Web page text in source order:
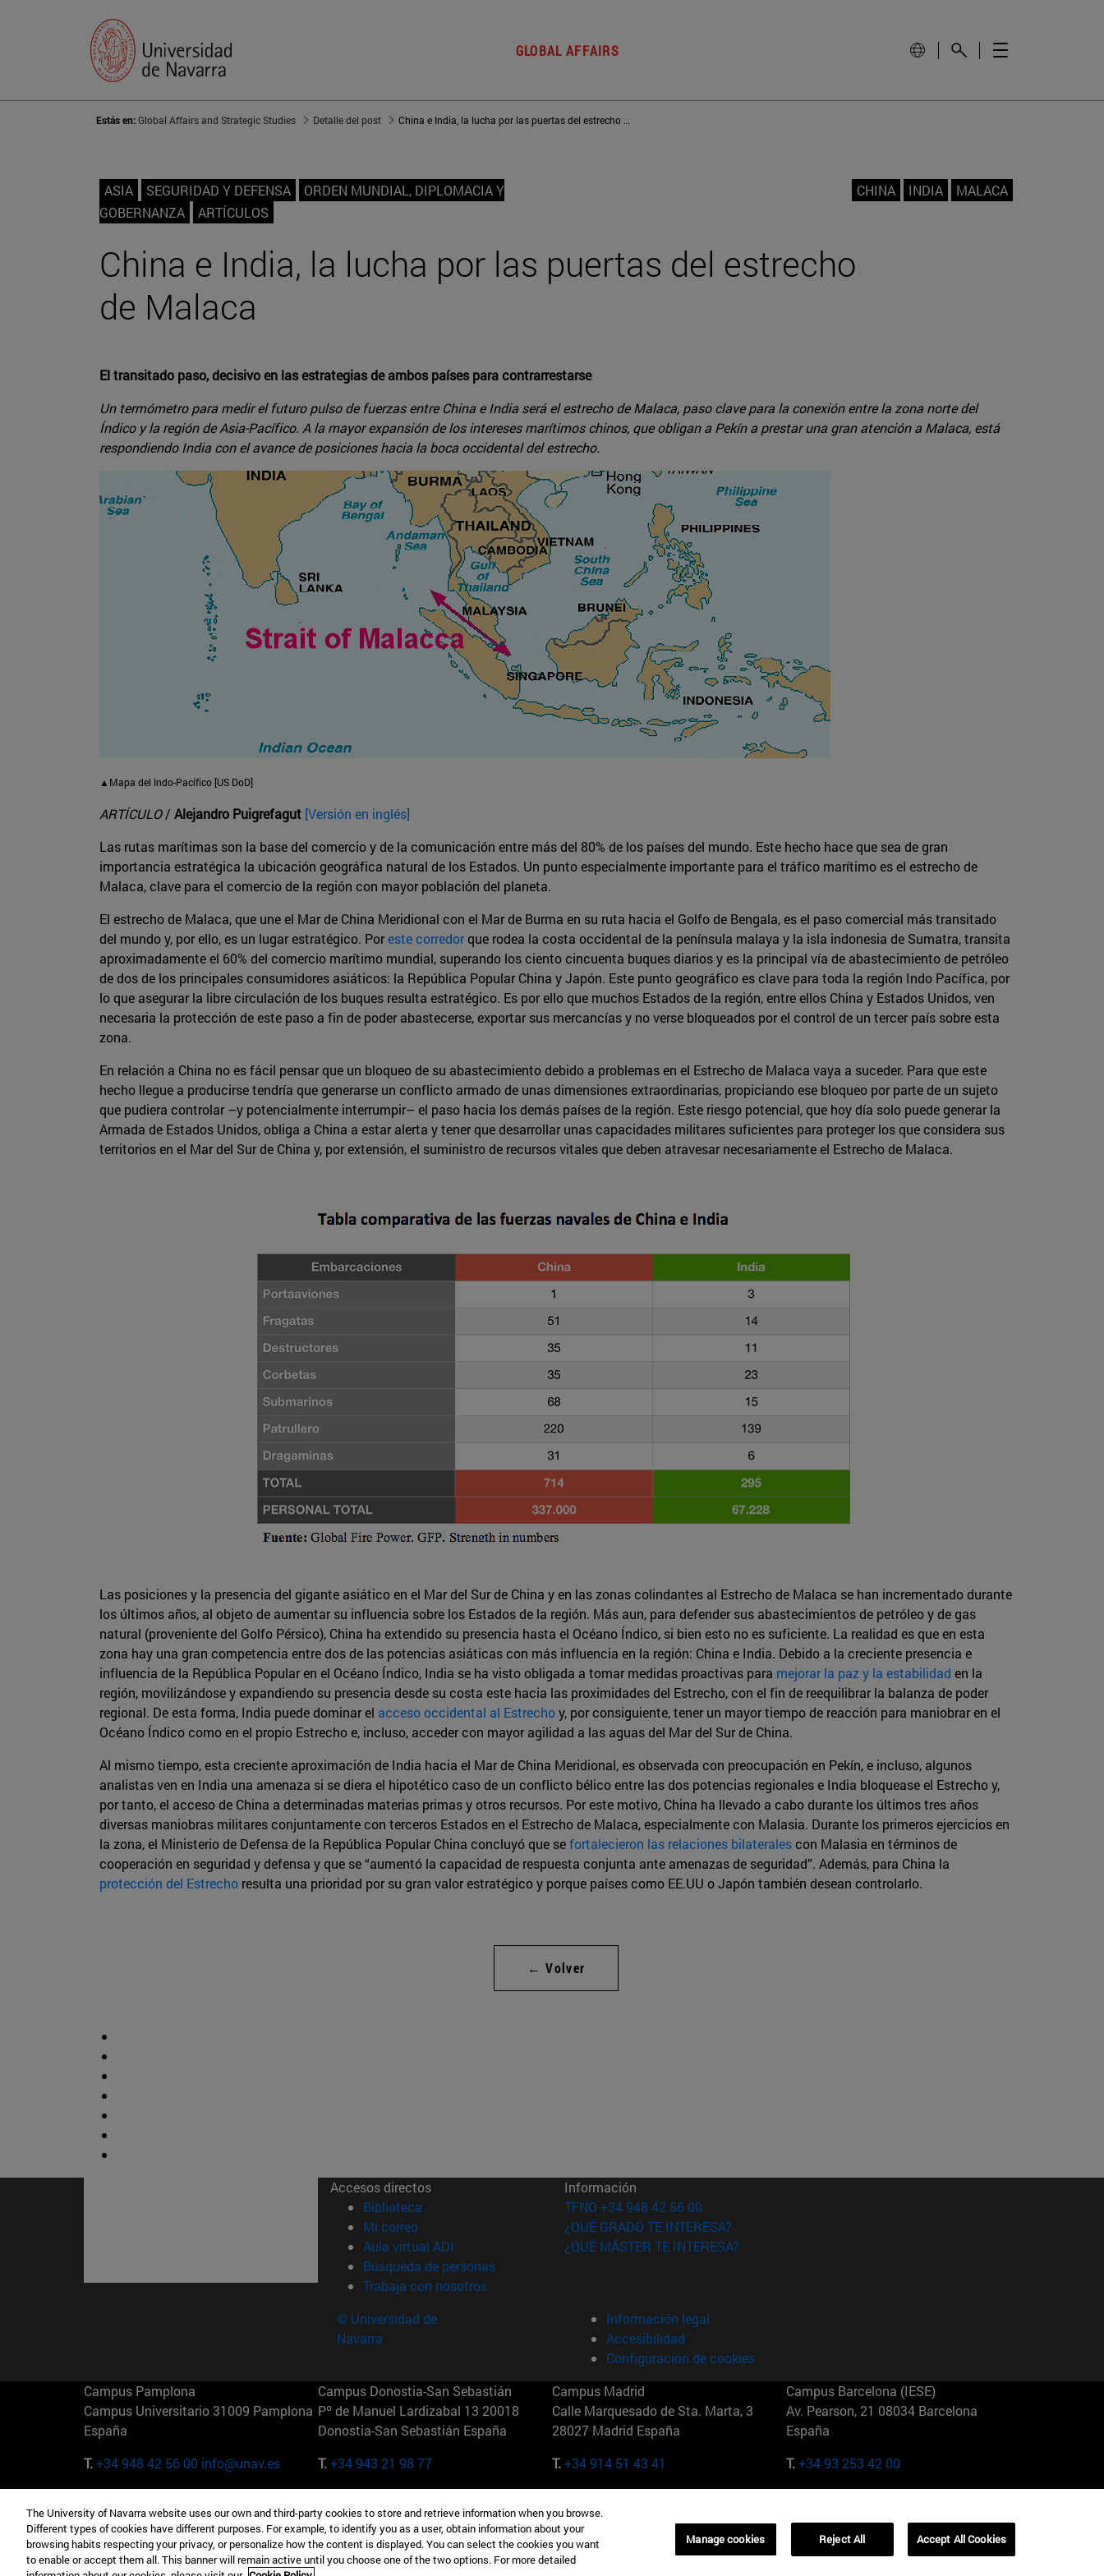
GLOBAL AFFAIRS
Estás en:Global Affairs and Strategic Studies Detalle del post China e India, la lucha por las puertas del estrecho de Malaca
ASIA SEGURIDAD Y DEFENSA
ORDEN MUNDIAL, DIPLOMACIA Y
GOBERNANZA
ARTÍCULOS
CHINA INDIA MALACA
China e India, la lucha por las puertas del estrecho
de Malaca
El transitado paso, decisivo en las estrategias de ambos países para contrarrestarse
Un termómetro para medir el futuro pulso de fuerzas entre China e India será el estrecho de Malaca, paso clave para la conexión entre la zona norte del
Índico y la región de Asia-Pacífico. A la mayor expansión de los intereses marítimos chinos, que obligan a Pekín a prestar una gran atención a Malaca, está
respondiendo India con el avance de posiciones hacia la boca occidental del estrecho.
▲Mapa del Indo-Pacífico [US DoD]
ARTÍCULO/ Alejandro Puigrefagut [Versión en inglés]
Las rutas marítimas son la base del comercio y de la comunicación entre más del 80% de los países del mundo. Este hecho hace que sea de gran
importancia estratégica la ubicación geográfica natural de los Estados. Un punto especialmente importante para el tráfico marítimo es el estrecho de
Malaca, clave para el comercio de la región con mayor población del planeta.
El estrecho de Malaca, que une el Mar de China Meridional con el Mar de Burma en su ruta hacia el Golfo de Bengala, es el paso comercial más transitado
del mundo y, por ello, es un lugar estratégico. Poreste corredorque rodea la costa occidental de la península malaya y la isla indonesia de Sumatra, transita
aproximadamente el 60% del comercio marítimo mundial, superando los ciento cincuenta buques diarios y es la principal vía de abastecimiento de petróleo
de dos de los principales consumidores asiáticos: la República Popular China y Japón. Este punto geográfico es clave para toda la región Indo Pacífica, por
lo que asegurar la libre circulación de los buques resulta estratégico. Es por ello que muchos Estados de la región, entre ellos China y Estados Unidos, ven
necesaria la protección de este paso a fin de poder abastecerse, exportar sus mercancías y no verse bloqueados por el control de un tercer país sobre esta
zona.
En relación a China no es fácil pensar que un bloqueo de su abastecimiento debido a problemas en el Estrecho de Malaca vaya a suceder. Para que este
hecho llegue a producirse tendría que generarse un conflicto armado de unas dimensiones extraordinarias, propiciando ese bloqueo por parte de un sujeto
que pudiera controlar –y potencialmente interrumpir– el paso hacia los demás países de la región. Este riesgo potencial, que hoy día solo puede generar la
Armada de Estados Unidos, obliga a China a estar alerta y tener que desarrollar unas capacidades militares suficientes para proteger los que considera sus
territorios en el Mar del Sur de China y, por extensión, el suministro de recursos vitales que deben atravesar necesariamente el Estrecho de Malaca.
Las posiciones y la presencia del gigante asiático en el Mar del Sur de China y en las zonas colindantes al Estrecho de Malaca se han incrementado durante
los últimos años, al objeto de aumentar su influencia sobre los Estados de la región. Más aun, para defender sus abastecimientos de petróleo y de gas
natural (proveniente del Golfo Pérsico), China ha extendido su presencia hasta el Océano Índico, si bien esto no es suficiente. La realidad es que en esta
zona hay una gran competencia entre dos de las potencias asiáticas con más influencia en la región: China e India. Debido a la creciente presencia e
influencia de la República Popular en el Océano Índico, India se ha visto obligada a tomar medidas proactivas para mejorar la paz y la estabilidad en la
región, movilizándose y expandiendo su presencia desde su costa este hacia las proximidades del Estrecho, con el fin de reequilibrar la balanza de poder
regional. De esta forma, India puede dominar el acceso occidental al Estrechoy, por consiguiente, tener un mayor tiempo de reacción para maniobrar en el
Océano Índico como en el propio Estrecho e, incluso, acceder con mayor agilidad a las aguas del Mar del Sur de China.
Al mismo tiempo, esta creciente aproximación de India hacia el Mar de China Meridional, es observada con preocupación en Pekín, e incluso, algunos
analistas ven en India una amenaza si se diera el hipotético caso de un conflicto bélico entre las dos potencias regionales e India bloquease el Estrecho y,
por tanto, el acceso de China a determinadas materias primas y otros recursos. Por este motivo, China ha llevado a cabo durante los últimos tres años
diversas maniobras militares conjuntamente con terceros Estados en el Estrecho de Malaca, especialmente con Malasia. Durante los primeros ejercicios en
la zona, el Ministerio de Defensa de la República Popular China concluyó que sefortalecieron las relaciones bilateralescon Malasia en términos de
cooperación en seguridad y defensa y que se “aumentó la capacidad de respuesta conjunta ante amenazas de seguridad”. Además, para China la
protección del Estrecho resulta una prioridad por su gran valor estratégico y porque países como EE.UU o Japón también desean controlarlo.
← Volver
Accesos directos
Biblioteca (abre en nueva ventana)
Mi correo(abre en nueva ventana)
Aula virtual ADI (abre en nueva ventana)
Búsqueda de personas(abre en nueva ventana)
Trabaja con nosotros(abre en nueva ventana)
Información
TFNO +34 948 42 56 00
¿QUÉ GRADO TE INTERESA?
¿QUÉ MÁSTER TE INTERESA?
© Universidad de
Navarra
Información legal
Accesibilidad
Configuración de cookies
Campus Pamplona
Campus Universitario 31009 Pamplona
España
T.+34 948 42 56 00 info@unav.es
Campus Donostia-San Sebastián
Pº de Manuel Lardizabal 13 20018
Donostia-San Sebastián España
T.+34 943 21 98 77
Campus Madrid
Calle Marquesado de Sta. Marta, 3
28027 Madrid España
T.+34 914 51 43 41
Campus Barcelona (IESE)
Av. Pearson, 21 08034 Barcelona
España
T.+34 93 253 42 00
Camino del Cerro Águila 3 28023
Madrid España
T.+34 912 11 30 00
165 W 57th St 10019-2201 Nueva York
EE.UU
T.+1 646 346 8850
Maria-Theresia-Straße 15 81675
Múnich Alemania
T.+49 89 24209790
01321001 Bela Vista Brasil
The University of Navarra website uses our own and third-party cookies to store and retrieve information when you browse.
Different types of cookies have different purposes. For example, to identify you as a user, obtain information about your
browsing habits respecting your privacy, or personalize how the content is displayed. You can select the cookies you want
to enable or accept them all. This banner will remain active until you choose one of the two options. For more detailed
Manage cookies Reject All Accept All Cookies